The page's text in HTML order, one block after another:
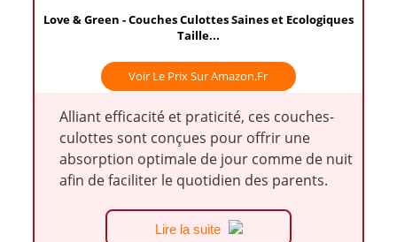
Love & Green - Couches Culottes Saines et Ecologiques
Taille...
Voir Le Prix Sur Amazon.fr
Alliant efficacité et praticité, ces couches-
culottes sont conçues pour offrir une
absorption optimale de jour comme de nuit
afin de faciliter le quotidien des parents.
Lire la suite